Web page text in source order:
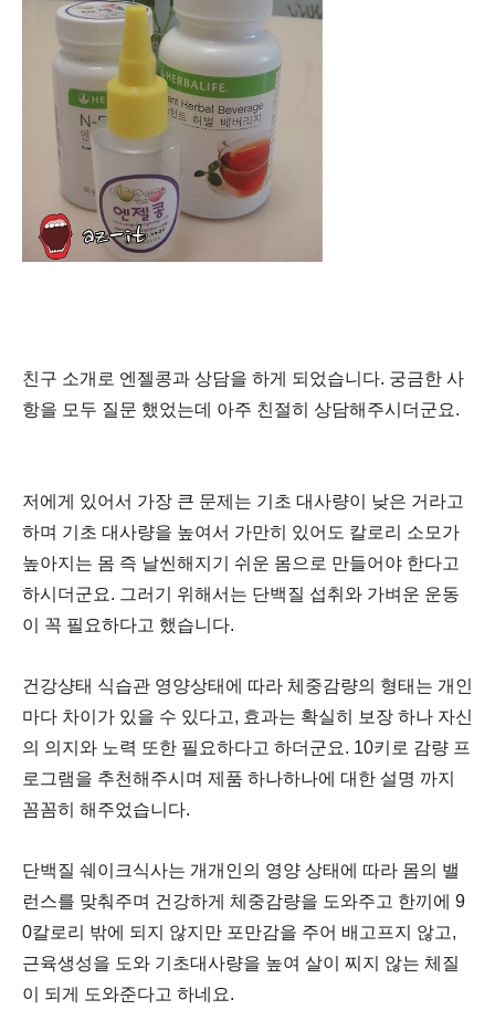
친구 소개로 엔젤콩과 상담을 하게 되었습니다. 궁금한 사
항을 모두 질문 했었는데 아주 친절히 상담해주시더군요.
저에게 있어서 가장 큰 문제는 기초 대사량이 낮은 거라고
하며 기초 대사량을 높여서 가만히 있어도 칼로리 소모가
높아지는 몸 즉 날씬해지기 쉬운 몸으로 만들어야 한다고
하시더군요. 그러기 위해서는 단백질 섭취와 가벼운 운동
이 꼭 필요하다고 했습니다.
건강샹태 식습관 영양상태에 따라 체중감량의 형태는 개인
마다 차이가 있을 수 있다고, 효과는 확실히 보장 하나 자신
의 의지와 노력 또한 필요하다고 하더군요. 10키로 감량 프
로그램을 추천해주시며 제품 하나하나에 대한 설명 까지
꼼꼼히 해주었습니다.
단백질 쉐이크식사는 개개인의 영양 상태에 따라 몸의 밸
런스를 맞춰주며 건강하게 체중감량을 도와주고 한끼에 9
0칼로리 밖에 되지 않지만 포만감을 주어 배고프지 않고,
근육생성을 도와 기초대사량을 높여 살이 찌지 않는 체질
이 되게 도와준다고 하네요.